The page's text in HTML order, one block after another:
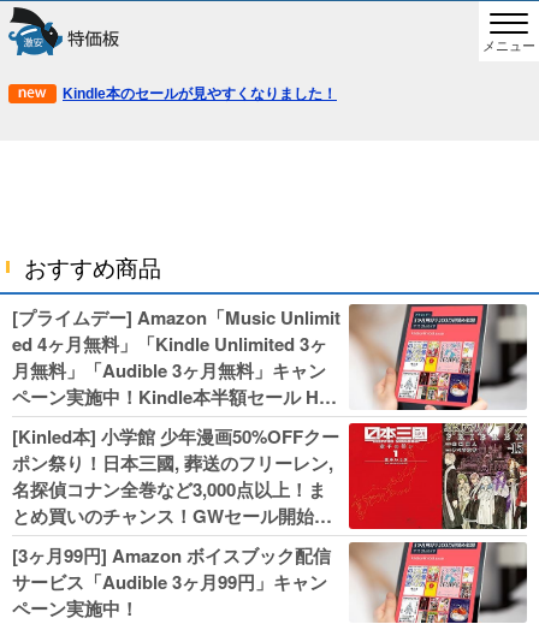
メニュー
Kindle本のセールが見やすくなりました！
おすすめ商品
[プライムデー] Amazon「Music Unlimit
ed 4ヶ月無料」「Kindle Unlimited 3ヶ
月無料」「Audible 3ヶ月無料」キャン
ペーン実施中！Kindle本半額セール HU
NTER×HUNTERなど集英社、無職転生,
幼女戦記などKADOKAWA、キャプテン
翼100円セールも！
[Kinled本] 小学館 少年漫画50%OFFクー
ポン祭り！日本三國, 葬送のフリーレン,
名探偵コナン全巻など3,000点以上！ま
とめ買いのチャンス！GWセール開始！
人気コミック多数 カドカワ祭やIT関連本
がセールに！
[3ヶ月99円] Amazon ボイスブック配信
サービス「Audible 3ヶ月99円」キャン
ペーン実施中！